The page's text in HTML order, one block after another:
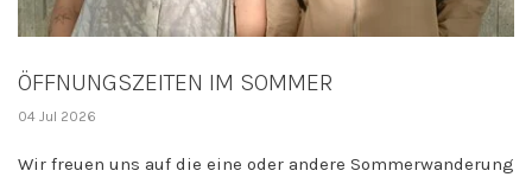
ÖFFNUNGSZEITEN IM SOMMER
04 Jul 2026
Wir freuen uns auf die eine oder andere Sommerwanderung